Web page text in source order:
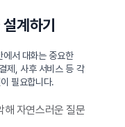
설계하기
서 대화는 중요한
제, 사후 서비스 등 각
필요합니다.
해 자연스러운 질문